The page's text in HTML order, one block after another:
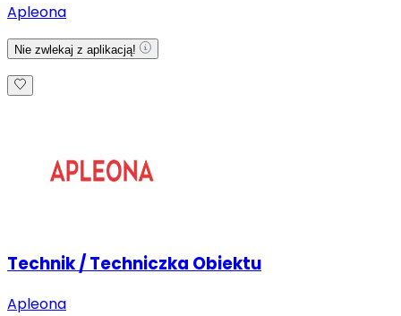
Apleona
Nie zwlekaj z aplikacją!
Technik / Techniczka Obiektu
Apleona